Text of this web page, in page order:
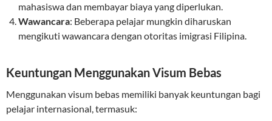
mahasiswa dan membayar biaya yang diperlukan.
Wawancara: Beberapa pelajar mungkin diharuskan
mengikuti wawancara dengan otoritas imigrasi Filipina.
Keuntungan Menggunakan Visum Bebas
Menggunakan visum bebas memiliki banyak keuntungan bagi
pelajar internasional, termasuk: